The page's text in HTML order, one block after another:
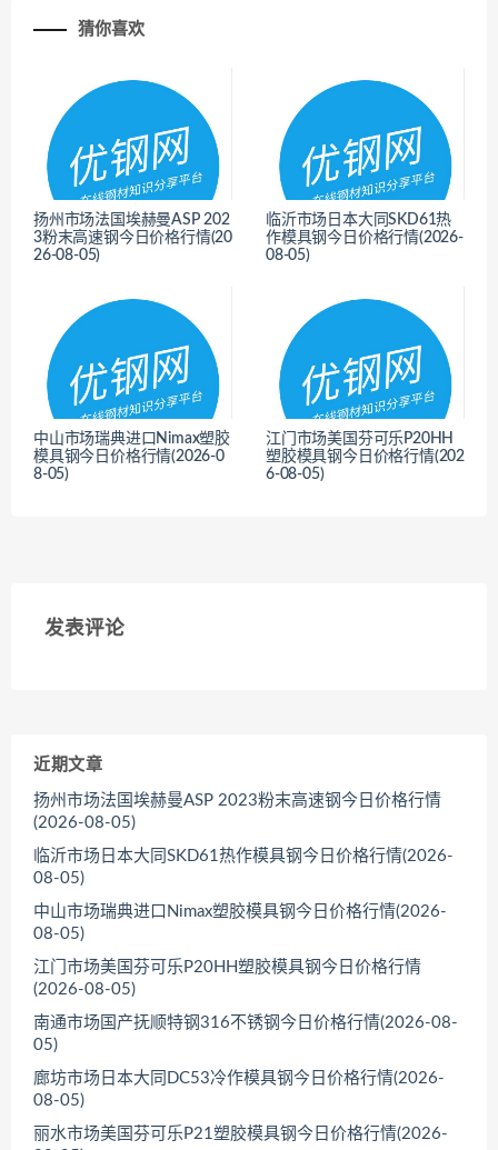
猜你喜欢
扬州市场法国埃赫曼ASP 202
3粉末高速钢今日价格行情(20
26-08-05)
临沂市场日本大同SKD61热
作模具钢今日价格行情(2026-
08-05)
中山市场瑞典进口Nimax塑胶
模具钢今日价格行情(2026-0
8-05)
江门市场美国芬可乐P20HH
塑胶模具钢今日价格行情(202
6-08-05)
发表评论
近期文章
扬州市场法国埃赫曼ASP 2023粉末高速钢今日价格行情
(2026-08-05)
临沂市场日本大同SKD61热作模具钢今日价格行情(2026-
08-05)
中山市场瑞典进口Nimax塑胶模具钢今日价格行情(2026-
08-05)
江门市场美国芬可乐P20HH塑胶模具钢今日价格行情
(2026-08-05)
南通市场国产抚顺特钢316不锈钢今日价格行情(2026-08-
05)
廊坊市场日本大同DC53冷作模具钢今日价格行情(2026-
08-05)
丽水市场美国芬可乐P21塑胶模具钢今日价格行情(2026-